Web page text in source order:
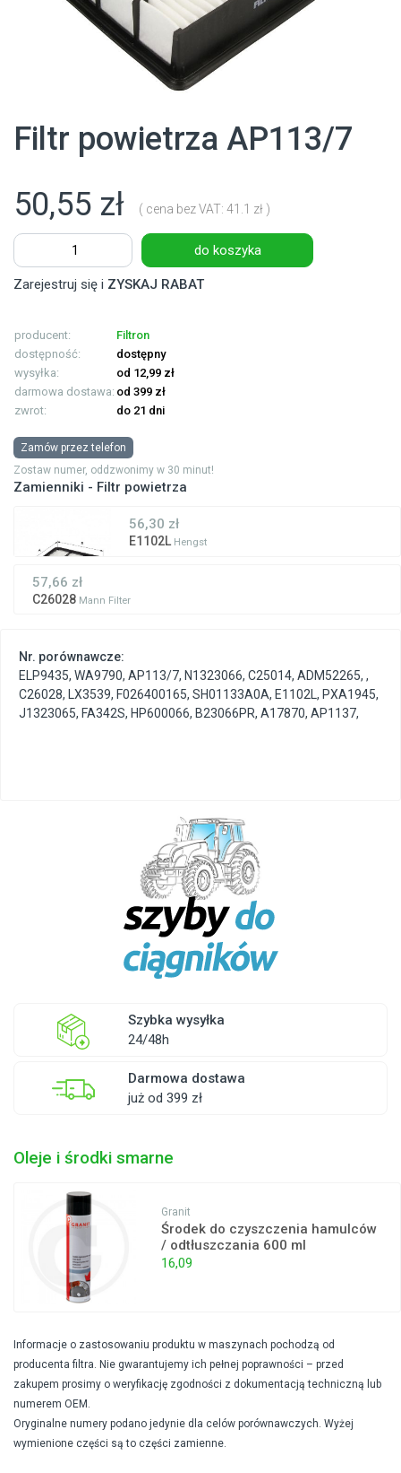
Filtr powietrza AP113/7
50,55 zł
( cena bez VAT: 41.1 zł )
do koszyka
Zarejestruj się i ZYSKAJ RABAT
producent:
Filtron
dostępność:
dostępny
wysyłka:
od 12,99 zł
darmowa dostawa: od 399 zł
zwrot:
do 21 dni
Zamów przez telefon
Zostaw numer, oddzwonimy w 30 minut!
Zamienniki - Filtr powietrza
56,30 zł
E1102L Hengst
57,66 zł
C26028 Mann Filter
Nr. porównawcze:
ELP9435, WA9790, AP113/7, N1323066, C25014, ADM52265, ,
C26028, LX3539, F026400165, SH01133A0A, E1102L , PXA1945,
J1323065, FA342S, HP600066, B23066PR, A17870, AP1137,
Szybka wysyłka
24/48h
Darmowa dostawa
już od 399 zł
Oleje i środki smarne
Granit
Środek do czyszczenia hamulców
/ odtłuszczania 600 ml
16,09
Informacje o zastosowaniu produktu w maszynach pochodzą od
producenta filtra. Nie gwarantujemy ich pełnej poprawności – przed
zakupem prosimy o weryfikację zgodności z dokumentacją techniczną lub
numerem OEM.
Oryginalne numery podano jedynie dla celów porównawczych. Wyżej
wymienione części są to części zamienne.